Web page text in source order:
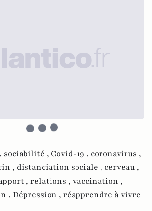
sociabilité , Covid-19 , coronavirus ,
, distanciation sociale , cerveau ,
, relations , vaccination ,
, Dépression , réapprendre à vivre